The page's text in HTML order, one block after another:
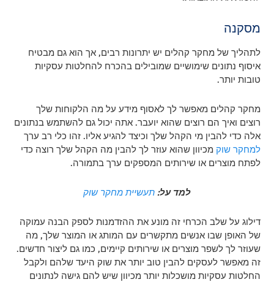
מסקנה
לתהליך של מחקר קהלים יש יתרונות רבים, אך הוא גם מבטיח
איסוף נתונים שימושיים שמובילים בהכרח להחלטות עסקיות
טובות יותר.
מחקר קהלים מאפשר לך לאסוף מידע על מה הלקוחות שלך
רוצים ואיך הם רוצים שהוא יועבר. אתה יכול גם להשתמש בנתונים
אלה כדי להבין מי הקהל שלך וכיצד להגיע אליו. זהו כלי רב ערך
למחקר שוק מכיוון שהוא עוזר לך להבין מה הקהל שלך רוצה כדי
לפתח מוצרים או שירותים המספקים ערך בתמורה.
למד על: תעשיית מחקר שוק
דילוג על שלב הכרחי זה מונע את ההזדמנות לספק הבנה עמוקה
של האופן שבו אנשים מתקשרים עם המותג או המוצר שלך, מה
שעוזר לך לשפר מוצרים או שירותים קיימים, כמו גם ליצור חדשים.
זה מאפשר לעסקים להבין טוב יותר את שוק היעד שלהם ולקבל
החלטות עסקיות מושכלות יותר מכיוון שיש להם גישה לנתונים